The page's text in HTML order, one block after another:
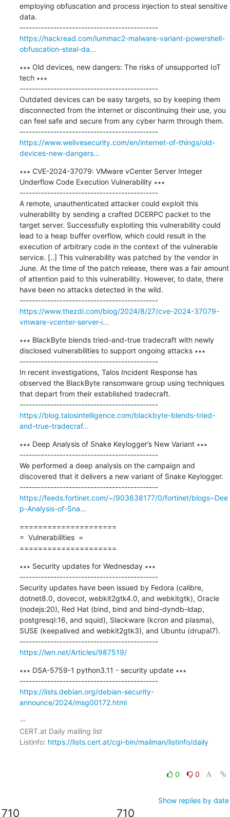
employing obfuscation and process injection to steal sensitive
data.
---------------------------------------------
https://hackread.com/lummac2-malware-variant-powershell-
obfuscation-steal-da...
∗∗∗ Old devices, new dangers: The risks of unsupported IoT
tech ∗∗∗
---------------------------------------------
Outdated devices can be easy targets, so by keeping them
disconnected from the internet or discontinuing their use, you
can feel safe and secure from any cyber harm through them.
---------------------------------------------
https://www.welivesecurity.com/en/internet-of-things/old-
devices-new-dangers...
∗∗∗ CVE-2024-37079: VMware vCenter Server Integer
Underflow Code Execution Vulnerability ∗∗∗
---------------------------------------------
A remote, unauthenticated attacker could exploit this
vulnerability by sending a crafted DCERPC packet to the
target server. Successfully exploiting this vulnerability could
lead to a heap buffer overflow, which could result in the
execution of arbitrary code in the context of the vulnerable
service. [..] This vulnerability was patched by the vendor in
June. At the time of the patch release, there was a fair amount
of attention paid to this vulnerability. However, to date, there
have been no attacks detected in the wild.
---------------------------------------------
https://www.thezdi.com/blog/2024/8/27/cve-2024-37079-
vmware-vcenter-server-i...
∗∗∗ BlackByte blends tried-and-true tradecraft with newly
disclosed vulnerabilities to support ongoing attacks ∗∗∗
---------------------------------------------
In recent investigations, Talos Incident Response has
observed the BlackByte ransomware group using techniques
that depart from their established tradecraft.
---------------------------------------------
https://blog.talosintelligence.com/blackbyte-blends-tried-
and-true-tradecraf...
∗∗∗ Deep Analysis of Snake Keylogger’s New Variant ∗∗∗
---------------------------------------------
We performed a deep analysis on the campaign and
discovered that it delivers a new variant of Snake Keylogger.
---------------------------------------------
https://feeds.fortinet.com/~/903638177/0/fortinet/blogs~Dee
p-Analysis-of-Sna...
=====================
=  Vulnerabilities  =
=====================
∗∗∗ Security updates for Wednesday ∗∗∗
---------------------------------------------
Security updates have been issued by Fedora (calibre,
dotnet8.0, dovecot, webkit2gtk4.0, and webkitgtk), Oracle
(nodejs:20), Red Hat (bind, bind and bind-dyndb-ldap,
postgresql:16, and squid), Slackware (kcron and plasma),
SUSE (keepalived and webkit2gtk3), and Ubuntu (drupal7).
---------------------------------------------
https://lwn.net/Articles/987519/
∗∗∗ DSA-5759-1 python3.11 - security update ∗∗∗
---------------------------------------------
https://lists.debian.org/debian-security-
announce/2024/msg00172.html
--
CERT.at Daily mailing list
Listinfo: https://lists.cert.at/cgi-bin/mailman/listinfo/daily
0 0
Show replies by date
710 710